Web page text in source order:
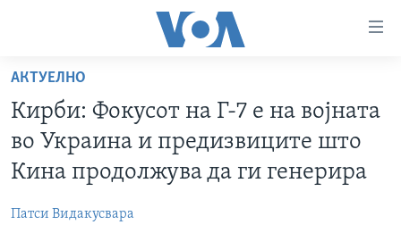
пристапност
Премини
на
главната
содржина
до
РУБРИКИ
ФОТОГАЛЕРИИ
АРХИВИРАНА ПРОГРАМА
АКТУЕЛНО
Кирби: Фокусот на Г-7 е на војната
во Украина и предизвиците што
Кина продолжува да ги генерира
Патси Видакусвара